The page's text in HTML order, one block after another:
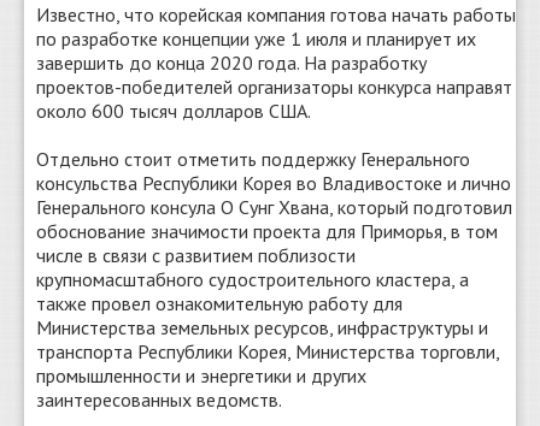
Известно, что корейская компания готова начать работы
по разработке концепции уже 1 июля и планирует их
завершить до конца 2020 года. На разработку
проектов-победителей организаторы конкурса направят
около 600 тысяч долларов США.
Отдельно стоит отметить поддержку Генерального
консульства Республики Корея во Владивостоке и лично
Генерального консула О Сунг Хвана, который подготовил
обоснование значимости проекта для Приморья, в том
числе в связи с развитием поблизости
крупномасштабного судостроительного кластера, а
также провел ознакомительную работу для
Министерства земельных ресурсов, инфраструктуры и
транспорта Республики Корея, Министерства торговли,
промышленности и энергетики и других
заинтересованных ведомств.